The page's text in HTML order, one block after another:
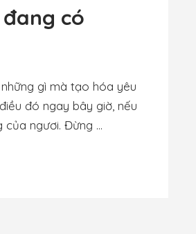
có
gì mà tạo hóa yêu
đó ngay bây giờ, nếu
của ngươi. Đừng …